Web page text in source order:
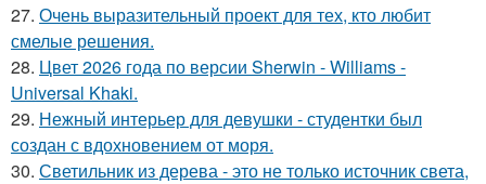
27. Очень выразительный проект для тех, кто любит
смелые решения.
28. Цвет 2026 года по версии Sherwin - Williams -
Universal Khaki.
29. Нежный интерьер для девушки - студентки был
создан с вдохновением от моря.
30. Светильник из дерева - это не только источник света,